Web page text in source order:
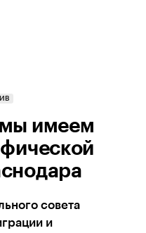
имеем
совета
и